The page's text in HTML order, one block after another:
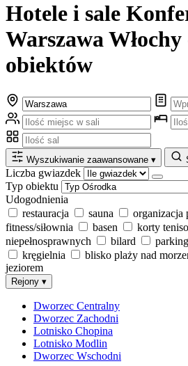
Hotele i sale
Warszawa Włochy
obiektów
Wyszukiwanie zaawansowane ▾
Liczba gwiazdek
Typ obiektu
Udogodnienia
restauracja
sauna
fitness/siłownia
basen korty
niepełnosprawnych
bilard parking
kręgielnia
blisko plaży nad
jeziorem
Rejony ▾
Dworzec Centralny
Dworzec Zachodni
Lotnisko Chopina
Lotnisko Modlin
Dworzec Wschodni